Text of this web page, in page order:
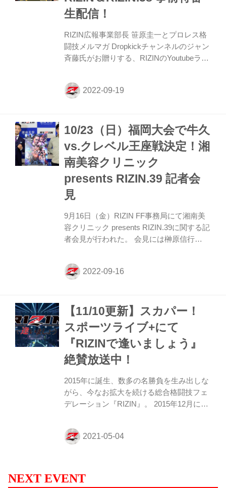
とRIZINの全面対抗戦。全カードの見ど...
生配信！
RIZIN広報事業部長 笹原圭一とプロレス格
闘技メルマガ Dropkickチャンネルのジャン
斉藤氏がお贈りする、RIZINのYoutubeラジ
いる格闘技の話題や過去の裏話など、格闘
技業界に長く携わっている二人だからこそ
10/23（日）福岡大会で牛久
vs.クレベル王座戦決定！湘
南美容クリニック
presents RIZIN.39 記者会
見
9月16日（金）RIZIN FF事務局にて湘南美
容クリニック presents RIZIN.39に関する記
者会見が行われた。 会見には榊原信行
アナウンサーがMCを担当した。 鈴木アナ
がRIZIN実況に復活！9/25（日）より再び
の笹原圭一に榊原CEOが突然のクビ宣
告…！？ そして代わりに呼び込まれたの
は、RIZINの実況でお馴染みの鈴木芳彦ア
ナウンサーだ。 鈴木アナはコメントを求め
られると「格闘技ファンの皆様、お久しぶ
りです！9月14日をもちましてフジテレビ
を退社しま...
【11/10更新】スカパー！
スポーツライブ+にて
『RIZINで逢いましょう』
絶賛放送中！
2015年に誕生、数多の名勝負を生み出しな
がら、今なお拡大を続ける総合格闘技フェ
デレーション『RIZIN』。 2015年12月に開
を皮切りに、現役選手や当時を知る関係者
達が、激闘の舞台裏をお届けしていく
しょう』を是非チェックしよう！ #11：
RIZINで逢いましょう 〜RIZIN.9〜 NEW！
NEXT EVENT